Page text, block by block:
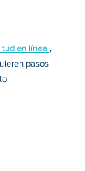
en línea ,
pasos